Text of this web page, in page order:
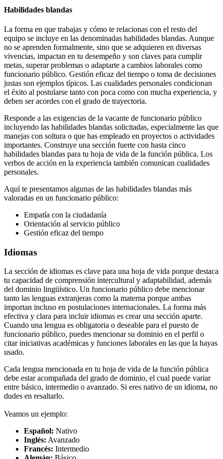
Habilidades blandas
La forma en que trabajas y cómo te relacionas con el resto del
equipo se incluye en las denominadas habilidades blandas. Aunque
no se aprenden formalmente, sino que se adquieren en diversas
vivencias, impactan en tu desempeño y son claves para cumplir
metas, superar problemas o adaptarte a cambios laborales como
funcionario público. Gestión eficaz del tiempo o toma de decisiones
justas son ejemplos típicos. Las cualidades personales condicionan
el éxito al postularse tanto con poca como con mucha experiencia, y
deben ser acordes con el grado de trayectoria.
Responde a las exigencias de la vacante de funcionario público
incluyendo las habilidades blandas solicitadas, especialmente las que
manejas con soltura o que has empleado en proyectos o actividades
importantes. Construye una sección fuerte con hasta cinco
habilidades blandas para tu hoja de vida de la función pública. Los
verbos de acción en la experiencia también comunican cualidades
personales.
Aquí te presentamos algunas de las habilidades blandas más
valoradas en un funcionario público:
Empatía con la ciudadanía
Orientación al servicio público
Gestión eficaz del tiempo
Idiomas
La sección de idiomas es clave para una hoja de vida porque destaca
tu capacidad de comprensión intercultural y adaptabilidad, además
del dominio lingüístico. Un funcionario público debe mencionar
tanto las lenguas extranjeras como la materna porque ambas
importan incluso en postulaciones internacionales. La forma más
efectiva y clara para incluir idiomas es crear una sección aparte.
Cuando una lengua es obligatoria o deseable para el puesto de
funcionario público, puedes mencionar su dominio en el perfil o
citar iniciativas académicas y funciones laborales en las que la hayas
usado.
Cada lengua mencionada en tu hoja de vida de la función pública
debe estar acompañada del grado de dominio, el cual puede variar
entre básico, intermedio o avanzado. Si eres nativo de un idioma, no
dudes en resaltarlo.
Veamos un ejemplo:
Español: Nativo
Inglés: Avanzado
Francés: Intermedio